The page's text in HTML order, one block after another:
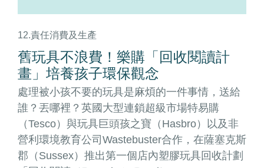
12.責任消費及生產
舊玩具不浪費！樂購「回收閱讀計
畫」培養孩子環保觀念
處理被小孩不要的玩具是麻煩的一件事情，送給
誰？丟哪裡？英國大型連鎖超級市場特易購
（Tesco）與玩具巨頭孩之寶（Hasbro）以及非
營利環境教育公司Wastebuster合作，在薩塞克斯
郡（Sussex）推出第一個店內塑膠玩具回收計劃